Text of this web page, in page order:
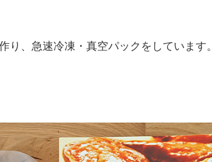
、急速冷凍・真空パックをしています。